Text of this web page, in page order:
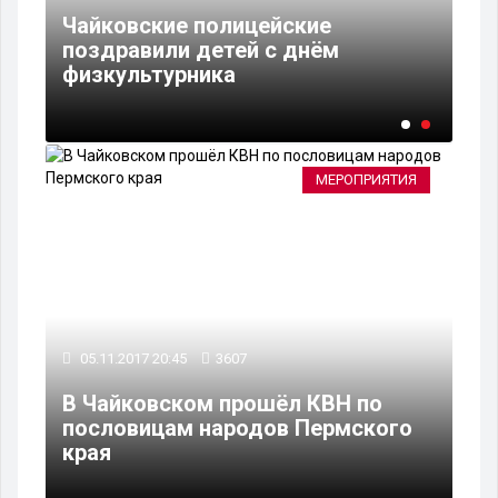
Чайковские полицейские
поздравили детей с днём
физкультурника
МЕРОПРИЯТИЯ
05.11.2017 20:45 3607
В Чайковском прошёл КВН по
пословицам народов Пермского
края